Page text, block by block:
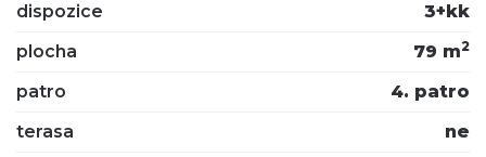
dispozice
3+kk
plocha
79 m2
patro
4. patro
terasa
ne